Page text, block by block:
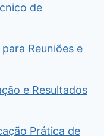
de
Reuniões e
e Resultados
Prática de